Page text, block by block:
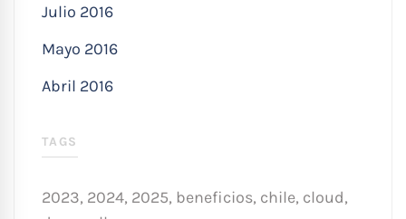
Julio 2016
Mayo 2016
Abril 2016
TAGS
2023, 2024, 2025, beneficios, chile, cloud,